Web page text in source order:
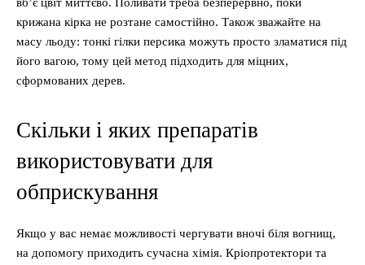
крижана кірка не розтане самостійно. Також зважайте на
масу льоду: тонкі гілки персика можуть просто зламатися під
його вагою, тому цей метод підходить для міцних,
сформованих дерев.
Скільки і яких препаратів
використовувати для
обприскування
Якщо у вас немає можливості чергувати вночі біля вогнищ,
на допомогу приходить сучасна хімія. Кріопротектори та